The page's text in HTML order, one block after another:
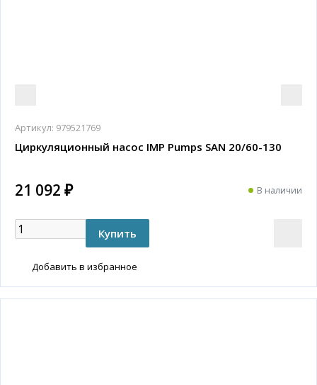
Артикул: 979521769
Циркуляционный насос IMP Pumps SAN 20/60-130
21 092 ₽ В наличии
Добавить в избранное